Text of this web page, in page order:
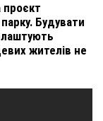
Будувати
жителів не